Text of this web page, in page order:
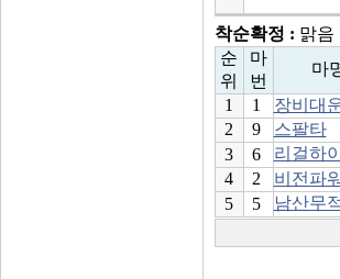
착순확정 : 맑음
순
위
마
번
마
1
1 장비대
2
9 스팔타
3
6 리걸하이
4
2
비전파워
5
5 남산무